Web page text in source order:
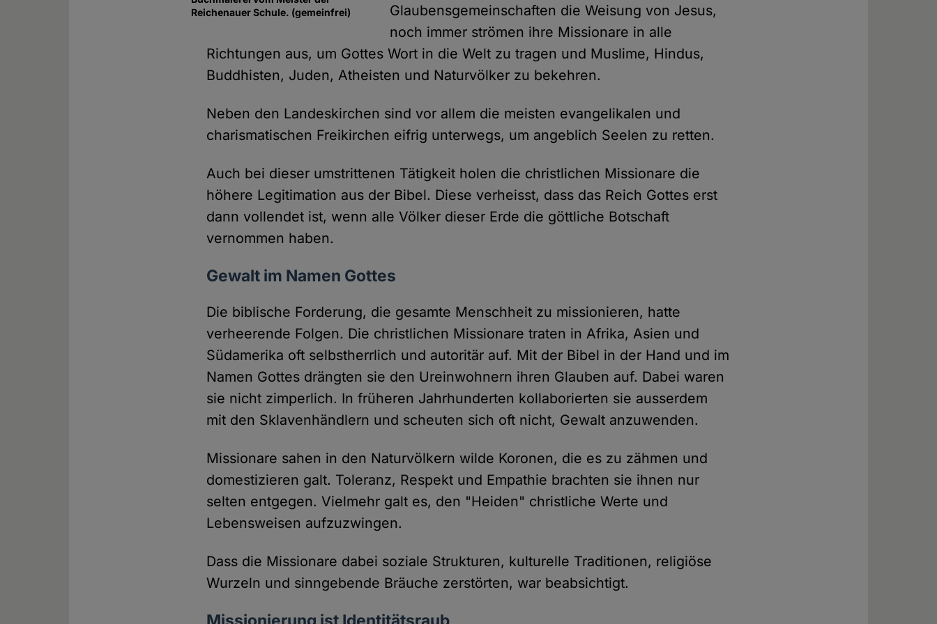
Reichenauer Schule. (gemeinfrei)
Glaubensgemeinschaften die Weisung von Jesus,
noch immer strömen ihre Missionare in alle
Richtungen aus, um Gottes Wort in die Welt zu tragen und Muslime, Hindus,
Buddhisten, Juden, Atheisten und Naturvölker zu bekehren.
Neben den Landeskirchen sind vor allem die meisten evangelikalen und
charismatischen Freikirchen eifrig unterwegs, um angeblich Seelen zu retten.
Auch bei dieser umstrittenen Tätigkeit holen die christlichen Missionare die
höhere Legitimation aus der Bibel. Diese verheisst, dass das Reich Gottes erst
dann vollendet ist, wenn alle Völker dieser Erde die göttliche Botschaft
vernommen haben.
Gewalt im Namen Gottes
Die biblische Forderung, die gesamte Menschheit zu missionieren, hatte
verheerende Folgen. Die christlichen Missionare traten in Afrika, Asien und
Südamerika oft selbstherrlich und autoritär auf. Mit der Bibel in der Hand und im
Namen Gottes drängten sie den Ureinwohnern ihren Glauben auf. Dabei waren
sie nicht zimperlich. In früheren Jahrhunderten kollaborierten sie ausserdem
mit den Sklavenhändlern und scheuten sich oft nicht, Gewalt anzuwenden.
Missionare sahen in den Naturvölkern wilde Koronen, die es zu zähmen und
domestizieren galt. Toleranz, Respekt und Empathie brachten sie ihnen nur
selten entgegen. Vielmehr galt es, den "Heiden" christliche Werte und
Lebensweisen aufzuzwingen.
Dass die Missionare dabei soziale Strukturen, kulturelle Traditionen, religiöse
Wurzeln und sinngebende Bräuche zerstörten, war beabsichtigt.